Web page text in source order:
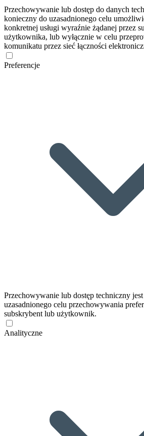
Przechowywanie lub dostęp do danych
konieczny do uzasadnionego celu
konkretnej usługi wyraźnie żądanej przez
użytkownika, lub wyłącznie w celu
komunikatu przez sieć łączności
Preferencje
Przechowywanie lub dostęp techniczny
uzasadnionego celu przechowywania
subskrybent lub użytkownik.
Analityczne